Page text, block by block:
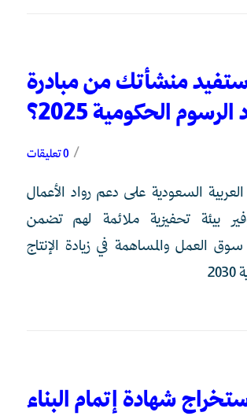
منشأتك من مبادرة
الحكومية 2025؟
/ 0 تعليقات
السعودية على دعم رواد الأعمال
بيئة تحفيزية ملائمة لهم تضمن
العمل والمساهمة في زيادة الإنتاج
شهادة إتمام البناء